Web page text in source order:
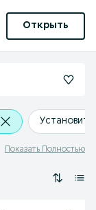
Открыть
Показать Полностью